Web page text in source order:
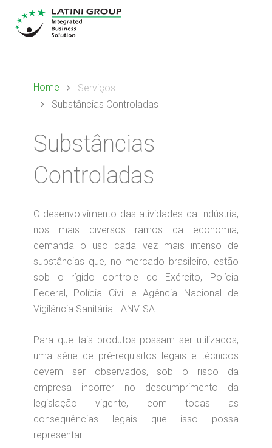
Home
Serviços
Substâncias Controladas
Substâncias
Controladas
O desenvolvimento das atividades da Indústria,
nos mais diversos ramos da economia,
demanda o uso cada vez mais intenso de
substâncias que, no mercado brasileiro, estão
sob o rígido controle do Exército, Polícia
Federal, Polícia Civil e Agência Nacional de
Vigilância Sanitária - ANVISA.
Para que tais produtos possam ser utilizados,
uma série de pré-requisitos legais e técnicos
devem ser observados, sob o risco da
empresa incorrer no descumprimento da
legislação vigente, com todas as
consequências legais que isso possa
representar.